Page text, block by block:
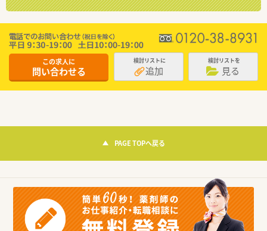
この求人に
問い合わせる
検討リストに
追加
検討リストを
見る
PAGE TOPへ戻る